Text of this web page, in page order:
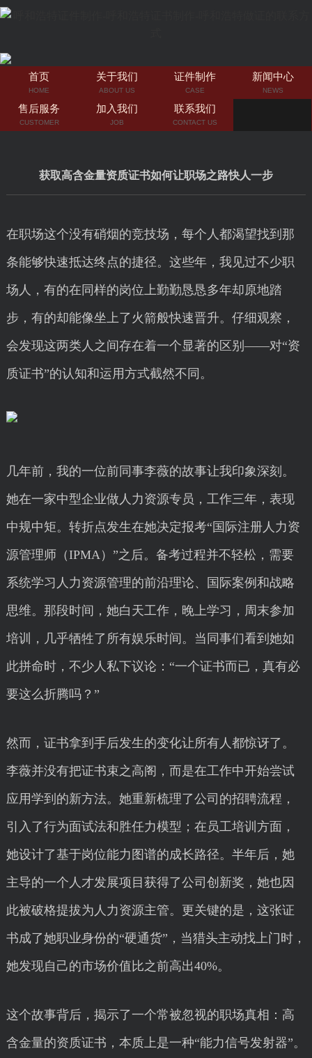
首页
HOME
关于我们
ABOUT US
证件制作
CASE
新闻中心
NEWS
售后服务
CUSTOMER
加入我们
JOB
联系我们
CONTACT US
获取高含金量资质证书如何让职场之路快人一步
在职场这个没有硝烟的竞技场，每个人都渴望找到那
条能够快速抵达终点的捷径。这些年，我见过不少职
场人，有的在同样的岗位上勤勤恳恳多年却原地踏
步，有的却能像坐上了火箭般快速晋升。仔细观察，
会发现这两类人之间存在着一个显著的区别——对“资
质证书”的认知和运用方式截然不同。
几年前，我的一位前同事李薇的故事让我印象深刻。
她在一家中型企业做人力资源专员，工作三年，表现
中规中矩。转折点发生在她决定报考“国际注册人力资
源管理师（IPMA）”之后。备考过程并不轻松，需要
系统学习人力资源管理的前沿理论、国际案例和战略
思维。那段时间，她白天工作，晚上学习，周末参加
培训，几乎牺牲了所有娱乐时间。当同事们看到她如
此拼命时，不少人私下议论：“一个证书而已，真有必
要这么折腾吗？”
然而，证书拿到手后发生的变化让所有人都惊讶了。
李薇并没有把证书束之高阁，而是在工作中开始尝试
应用学到的新方法。她重新梳理了公司的招聘流程，
引入了行为面试法和胜任力模型；在员工培训方面，
她设计了基于岗位能力图谱的成长路径。半年后，她
主导的一个人才发展项目获得了公司创新奖，她也因
此被破格提拔为人力资源主管。更关键的是，这张证
书成了她职业身份的“硬通货”，当猎头主动找上门时，
她发现自己的市场价值比之前高出40%。
这个故事背后，揭示了一个常被忽视的职场真相：高
含金量的资质证书，本质上是一种“能力信号发射器”。